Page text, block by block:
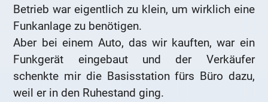
Betrieb war eigentlich zu klein, um wirklich eine
Funkanlage zu benötigen.
Aber bei einem Auto, das wir kauften, war ein
Funkgerät eingebaut und der Verkäufer
schenkte mir die Basisstation fürs Büro dazu,
weil er in den Ruhestand ging.